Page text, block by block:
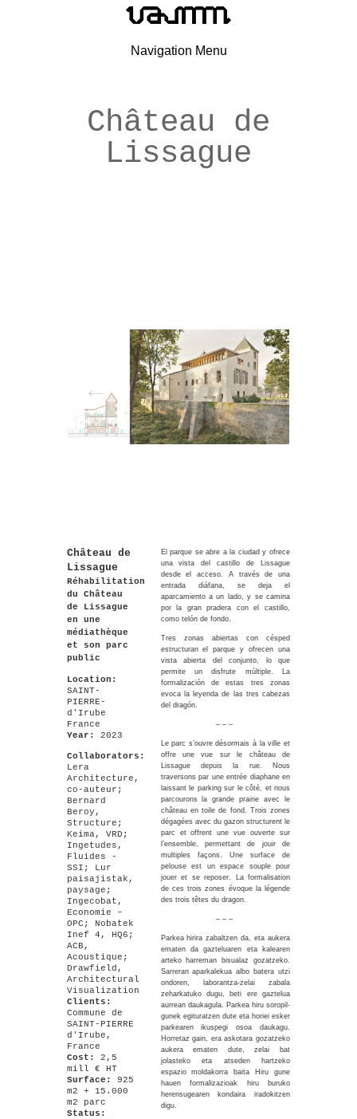
Navigation Menu
Château de
Lissague
El parque se abre a la ciudad y ofrece
una vista del castillo de Lissague
desde el acceso. A través de una
entrada diáfana, se deja el
aparcamiento a un lado, y se camina
por la gran pradera con el castillo,
como telón de fondo.
Tres zonas abiertas con césped
estructuran el parque y ofrecen una
vista abierta del conjunto, lo que
permite un disfrute múltiple. La
formalización de estas tres zonas
evoca la leyenda de las tres cabezas
del dragón.
– – –
Le parc s’ouvre désormais à la ville et
offre une vue sur le château de
Lissague depuis la rue. Nous
traversons par une entrée diaphane en
laissant le parking sur le côté, et nous
parcourons la grande prairie avec le
château en toile de fond. Trois zones
dégagées avec du gazon structurent le
parc et offrent une vue ouverte sur
l’ensemble, permettant de jouir de
multiples façons. Une surface de
pelouse est un espace souple pour
jouer et se reposer. La formalisation
de ces trois zones évoque la légende
des trois têtes du dragon.
– – –
Parkea hirira zabaltzen da, eta aukera
ematen da gazteluaren eta kalearen
arteko harreman bisualaz gozatzeko.
Sarreran aparkalekua albo batera utzi
ondoren, laborantza-zelai zabala
zeharkatuko dugu, beti ere gaztelua
aurrean daukagula. Parkea hiru soropil-
gunek egituratzen dute eta horiei esker
parkearen ikuspegi osoa daukagu.
Horretaz gain, era askotara gozatzeko
aukera ematen dute, zelai bat
jolasteko eta atseden hartzeko
espazio moldakorra baita Hiru gune
hauen formalizazioak hiru buruko
herensugearen kondaira iradokitzen
digu.
Château de
Lissague
Réhabilitation
du Château
de Lissague
en une
médiathèque
et son parc
public
Location:
SAINT-
PIERRE-
d'Irube
France
Year: 2023
Collaborators:
Lera
Architecture,
co-auteur;
Bernard
Beroy,
Structure;
Keima, VRD;
Ingetudes,
Fluides -
SSI; Lur
paisajistak,
paysage;
Ingecobat,
Economie –
OPC; Nobatek
Inef 4, HQ6;
ACB,
Acoustique;
Drawfield,
Architectural
Visualization
Clients:
Commune de
SAINT-PIERRE
d'Irube,
France
Cost: 2,5
mill € HT
Surface: 925
m2 + 15.000
m2 parc
Status: